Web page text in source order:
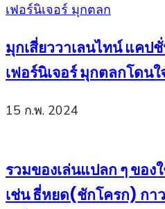
มุกเสี่ยววาเลนไทน์ แคป
เฟอร์นิเจอร์ มุกตลกโดน
15 ก.พ. 2024
รวมของเล่นแปลก ๆ ขอ
เช่น ธี่หยด(ชักโครก) กา